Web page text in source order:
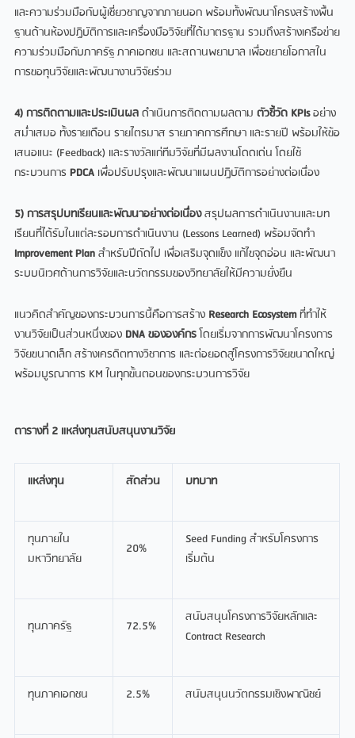
และความร่วมมือกับผู้เชี่ยวชาญจากภายนอก พร้อมทั้งพัฒนาโครงสร้างพื้น
ฐานด้านห้องปฏิบัติการและเครื่องมือวิจัยที่ได้มาตรฐาน รวมถึงสร้างเครือข่าย
ความร่วมมือกับภาครัฐ ภาคเอกชน และสถานพยาบาล เพื่อขยายโอกาสใน
การขอทุนวิจัยและพัฒนางานวิจัยร่วม
4) การติดตามและประเมินผลดำเนินการติดตามผลตามตัวชี้วัด KPIsอย่าง
สม่ำเสมอ ทั้งรายเดือน รายไตรมาส รายภาคการศึกษา และรายปี พร้อมให้ข้อ
เสนอแนะ (Feedback) และรางวัลแก่ทีมวิจัยที่มีผลงานโดดเด่น โดยใช้
กระบวนการPDCA เพื่อปรับปรุงและพัฒนาแผนปฏิบัติการอย่างต่อเนื่อง
5) การสรุปบทเรียนและพัฒนาอย่างต่อเนื่องสรุปผลการดำเนินงานและบท
เรียนที่ได้รับในแต่ละรอบการดำเนินงาน (Lessons Learned) พร้อมจัดทำ
Improvement Planสำหรับปีถัดไป เพื่อเสริมจุดแข็ง แก้ไขจุดอ่อน และพัฒนา
ระบบนิเวศด้านการวิจัยและนวัตกรรมของวิทยาลัยให้มีความยั่งยืน
แนวคิดสำคัญของกระบวนการนี้คือการสร้าง Research Ecosystemที่ทำให้
งานวิจัยเป็นส่วนหนึ่งของ DNA ขององค์กรโดยเริ่มจากการพัฒนาโครงการ
วิจัยขนาดเล็ก สร้างเครดิตทางวิชาการ และต่อยอดสู่โครงการวิจัยขนาดใหญ่
พร้อมบูรณาการ KM ในทุกขั้นตอนของกระบวนการวิจัย
ตารางที่2 แหล่งทุนสนับสนุนงานวิจัย
แหล่งทุน สัดส่วน บทบาท
ทุนภายใน
มหาวิทยาลัย
20%
Seed Funding สำหรับโครงการ
เริ่มต้น
ทุนภาครัฐ 72.5%
สนับสนุนโครงการวิจัยหลักและ
Contract Research
ทุนภาคเอกชน 2.5% สนับสนุนนวัตกรรมเชิงพาณิชย์